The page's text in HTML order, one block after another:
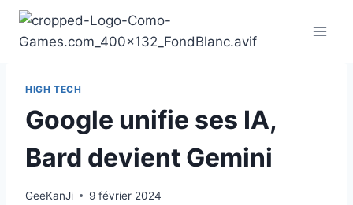
Aller
contenu
HIGH TECH
Google unifie ses IA,
Bard devient Gemini
GeeKanJi 9 février 2024